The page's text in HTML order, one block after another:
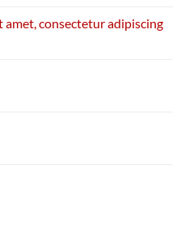
amet, consectetur adipiscing